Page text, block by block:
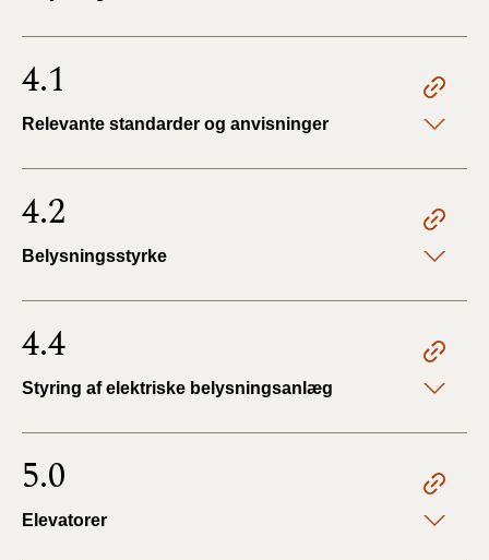
4.1
Relevante standarder og anvisninger
4.2
Belysningsstyrke
4.4
Styring af elektriske belysningsanlæg
5.0
Elevatorer